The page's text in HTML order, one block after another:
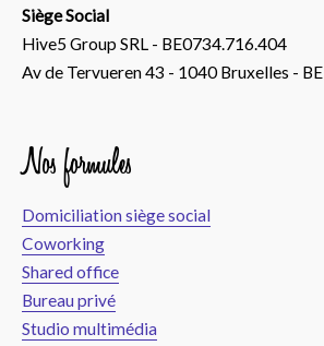
Siège Social
Hive5 Group SRL - BE0734.716.404
Av de Tervueren 43 - 1040 Bruxelles - BE
Nos formules
Domiciliation siège social
Coworking
Shared office
Bureau privé
Studio multimédia